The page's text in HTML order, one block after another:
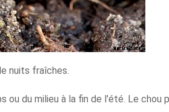
nuits fraîches.
du milieu à la fin de l'été. Le chou